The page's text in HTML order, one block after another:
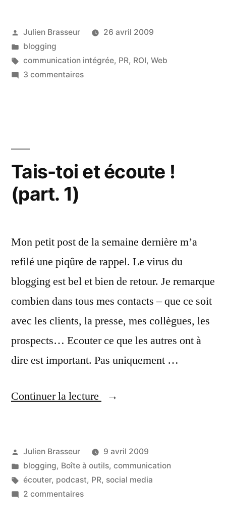
=
complémentaires
Publié
par
Julien Brasseur
26 avril 2009
Publié
dans
blogging
Étiquettes :
communication intégrée, PR, ROI, Web
3 commentairessur
Tais-toi et écoute !
(part. 1)
Mon petit post de la semaine dernière m’a
refilé une piqûre de rappel. Le virus du
blogging est bel et bien de retour. Je remarque
combien dans tous mes contacts – que ce soit
avec les clients, la presse, mes collègues, les
prospects… Ecouter ce que les autres ont à
dire est important. Pas uniquement …
Continuer la lecture
« Tais-
écoute
Publié
par
Julien Brasseur
9 avril 2009
Publié
dans
blogging, Boîte à outils, communication
Étiquettes :
écouter, podcast, PR, social media
2 commentairessur